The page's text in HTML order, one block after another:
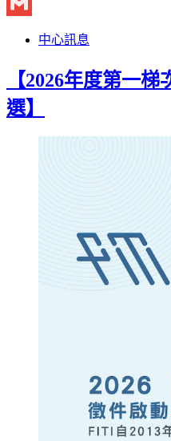
Twitter
中心訊息
【2026年度第一
選】